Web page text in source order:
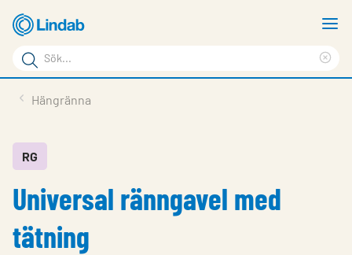
Hoppa
till
huvudinnehållet
Sökord
Sök
på
Service & Support
Hållbarhet
Hängränna
RG
Universal ränngavel med
tätning